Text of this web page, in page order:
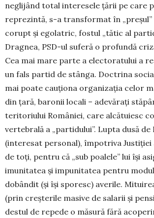
neglijând to­tal interesele țării pe care
reprezintă, s-a trans­format în „preșul”
corupt și egolatric, fostul „tătic al
Dragnea, PSD-ul suferă o profundă
Cea mai mare parte a elec­toratului a
un fals partid de stânga. Doctrina
mai poate cauționa orga­nizația celor
din țară, baronii locali – adevărați
teritoriului României, care alcătuiesc
vertebrală a „partidului”. Lupta dusă de
(interesat personal), împotriva Justiției
de toți, pentru că „sub poalele” lui își
imunitatea și impunitatea pentru
dobândit (și își sporesc) averile.
(prin creșterile masive de salarii și
destul de repede o măsură fără